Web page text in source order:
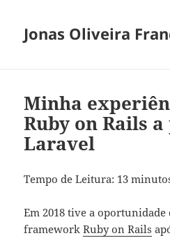
Jonas Oliveira
Minha
Ruby on Rails
Laravel
Tempo de Leitura: 13
Em 2018 tive a
frameworkRuby on Rails